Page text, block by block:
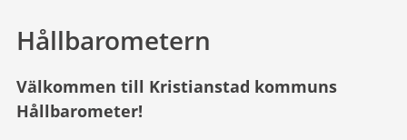
Hållbarometern
Välkommen till Kristianstad kommuns
Hållbarometer!